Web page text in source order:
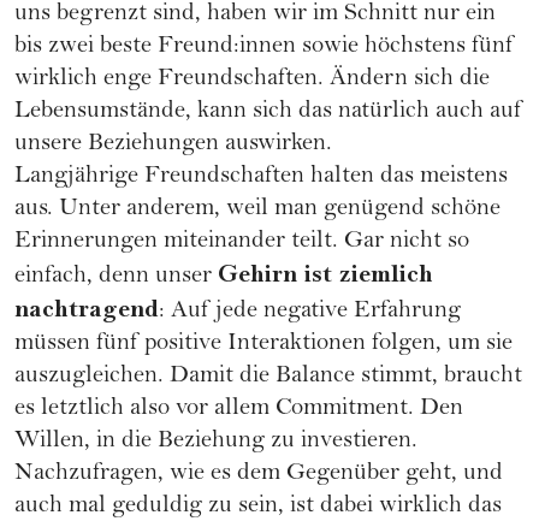
uns begrenzt sind, haben wir im Schnitt nur ein
bis zwei beste Freund:innen sowie höchstens fünf
wirklich enge Freundschaften. Ändern sich die
Lebensumstände, kann sich das natürlich auch auf
unsere Beziehungen auswirken.
Langjährige Freundschaften halten das meistens
aus. Unter anderem, weil man genügend schöne
Erinnerungen miteinander teilt. Gar nicht so
einfach, denn unser Gehirn ist ziemlich
nachtragend: Auf jede negative Erfahrung
müssen fünf positive Interaktionen folgen, um sie
auszugleichen. Damit die Balance stimmt, braucht
es letztlich also vor allem Commitment. Den
Willen, in die Beziehung zu investieren.
Nachzufragen, wie es dem Gegenüber geht, und
auch mal geduldig zu sein, ist dabei wirklich das